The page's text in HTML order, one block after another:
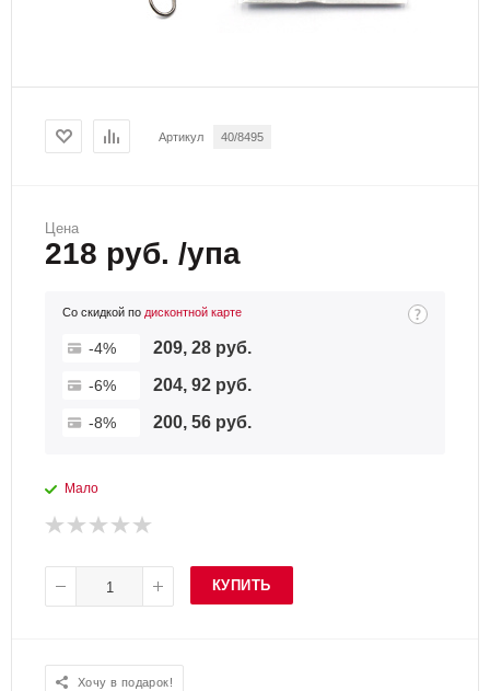
Артикул 40/8495
Цена
218 руб. /упа
Со скидкой по дисконтной карте
-4% 209, 28 руб.
-6% 204, 92 руб.
-8% 200, 56 руб.
Мало
КУПИТЬ
Хочу в подарок!